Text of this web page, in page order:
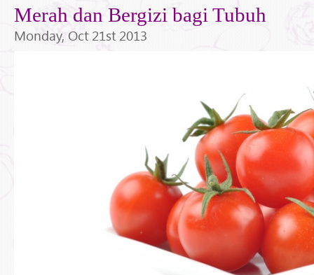
Merah dan Bergizi bagi Tubuh
Monday, Oct 21st 2013